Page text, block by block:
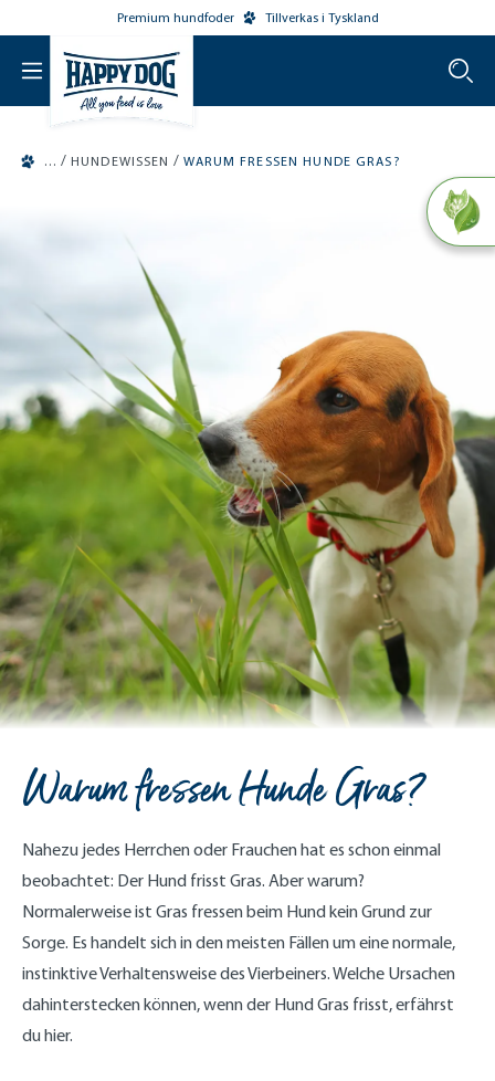
Premium hundfoder Tillverkas i Tyskland
/ HUNDEWISSEN / WARUM FRESSEN HUNDE GRAS?
Warum fressen Hunde Gras?
Nahezu jedes Herrchen oder Frauchen hat es schon einmal
beobachtet: Der Hund frisst Gras. Aber warum?
Normalerweise ist Gras fressen beim Hund kein Grund zur
Sorge. Es handelt sich in den meisten Fällen um eine normale,
instinktive Verhaltensweise des Vierbeiners. Welche Ursachen
dahinterstecken können, wenn der Hund Gras frisst, erfährst
du hier.